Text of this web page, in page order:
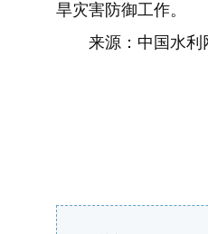
旱灾害防御工作。
来源：中国水利